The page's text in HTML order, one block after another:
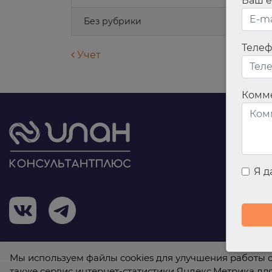
Без рубрики
Навигация по
Учет
Я
Мы используем файлы cookies для улучшения работы